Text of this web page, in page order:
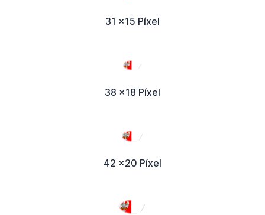
31 x15 Píxel
38 x18 Píxel
42 x20 Píxel